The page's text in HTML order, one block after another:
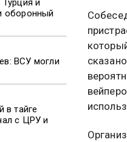
оборонный
ВСУ могли
в тайге
с ЦРУ и